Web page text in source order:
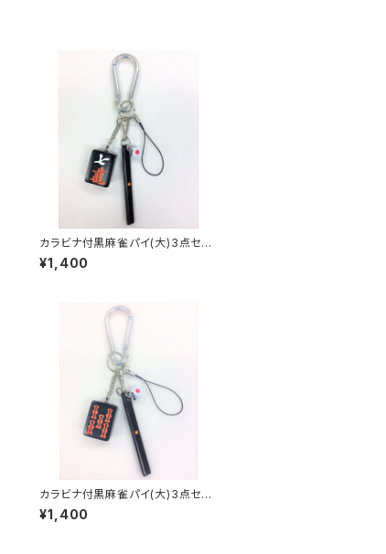
カラビナ付黒麻雀パイ(大)3点セッ
ト キーホルダー【チーマン】
¥1,400
カラビナ付黒麻雀パイ(大)3点セッ
ト キーホルダー【赤ウーソー】
¥1,400